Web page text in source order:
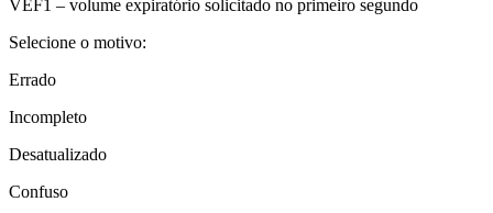
VEF1 – volume expiratório solicitado no primeiro segundo
Selecione o motivo:
Errado
Incompleto
Desatualizado
Confuso